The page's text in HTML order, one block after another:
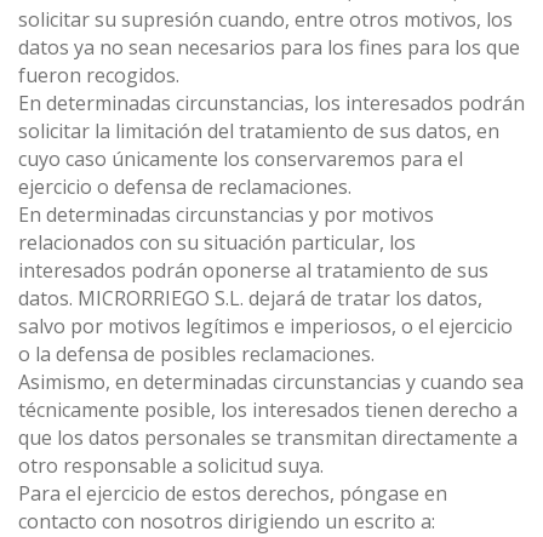
solicitar su supresión cuando, entre otros motivos, los
datos ya no sean necesarios para los fines para los que
fueron recogidos.
En determinadas circunstancias, los interesados podrán
solicitar la limitación del tratamiento de sus datos, en
cuyo caso únicamente los conservaremos para el
ejercicio o defensa de reclamaciones.
En determinadas circunstancias y por motivos
relacionados con su situación particular, los
interesados podrán oponerse al tratamiento de sus
datos. MICRORRIEGO S.L. dejará de tratar los datos,
salvo por motivos legítimos e imperiosos, o el ejercicio
o la defensa de posibles reclamaciones.
Asimismo, en determinadas circunstancias y cuando sea
técnicamente posible, los interesados tienen derecho a
que los datos personales se transmitan directamente a
otro responsable a solicitud suya.
Para el ejercicio de estos derechos, póngase en
contacto con nosotros dirigiendo un escrito a: